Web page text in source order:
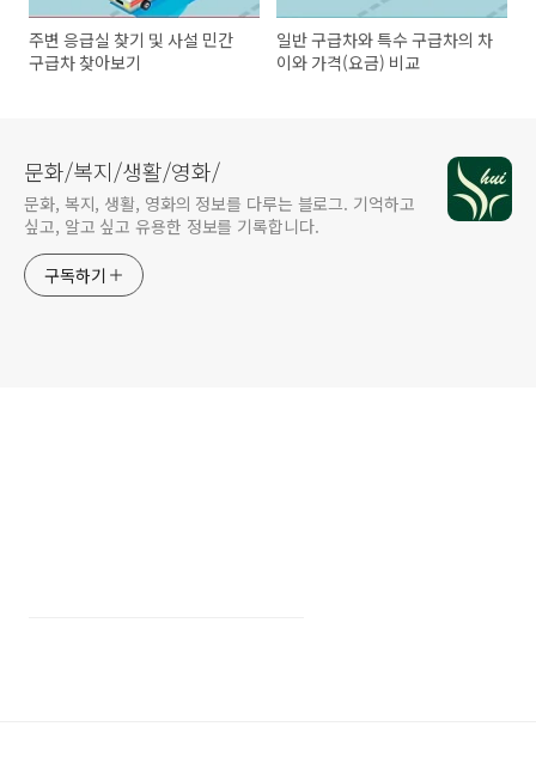
주변 응급실 찾기 및 사설 민간
구급차 찾아보기
일반 구급차와 특수 구급차의 차
이와 가격(요금) 비교
문화/복지/생활/영화/
문화, 복지, 생활, 영화의 정보를 다루는 블로그. 기억하고
싶고, 알고 싶고 유용한 정보를 기록합니다.
구독하기